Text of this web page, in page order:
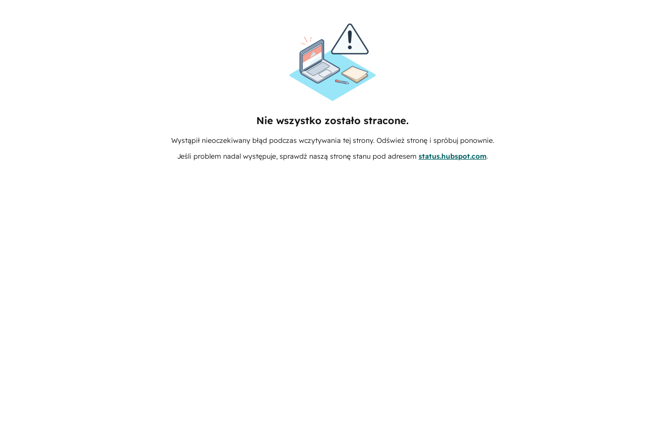
Nie wszystko zostało stracone.
Wystąpił nieoczekiwany błąd podczas wczytywania tej strony. Odśwież stronę i spróbuj ponownie.
Jeśli problem nadal występuje, sprawdź naszą stronę stanu pod adresem status.hubspot.com.